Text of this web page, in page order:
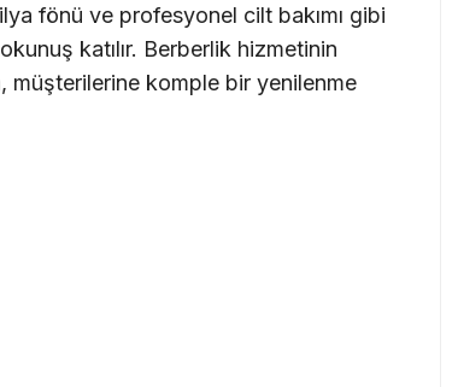
fönü ve profesyonel cilt bakımı gibi
katılır. Berberlik hizmetinin
müşterilerine komple bir yenilenme